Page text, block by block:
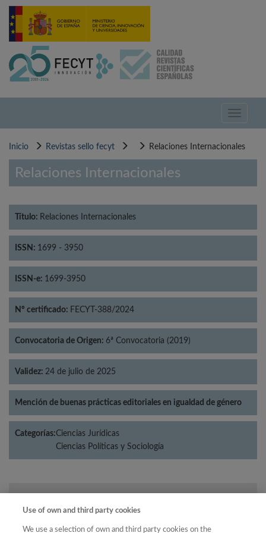
Pasar
contenido
Toggle
Inicio Revistas sello fecyt Relaciones Internacionales
Relaciones Internacionales
Título: Relaciones Internacionales
ISSN: 1699 - 3950
ISSN-e: 1699-3950
Nº certificado: FECYT-388/2024
Convocatoria de Origen: 6ª Convocatoria (2019)
Validez: 24 de julio de 2025
Mención de buenas prácticas editoriales en igualdad de género
Categorías:Ciencias Jurídicas
Ciencias Políticas y Sociología
Use of own and third party cookies
We use a selection of own and third party cookies on the